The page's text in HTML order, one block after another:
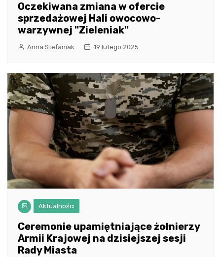
Oczekiwana zmiana w ofercie
sprzedażowej Hali owocowo-
warzywnej "Zieleniak"
Anna Stefaniak 19 lutego 2025
Aktualności
Ceremonie upamiętniające żołnierzy
Armii Krajowej na dzisiejszej sesji
Rady Miasta